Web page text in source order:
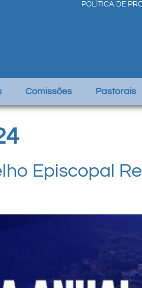
POLÍTICA DE
Comissões Pastorais
Episcopal